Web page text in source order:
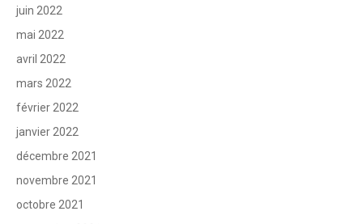
juin 2022
mai 2022
avril 2022
mars 2022
février 2022
janvier 2022
décembre 2021
novembre 2021
octobre 2021